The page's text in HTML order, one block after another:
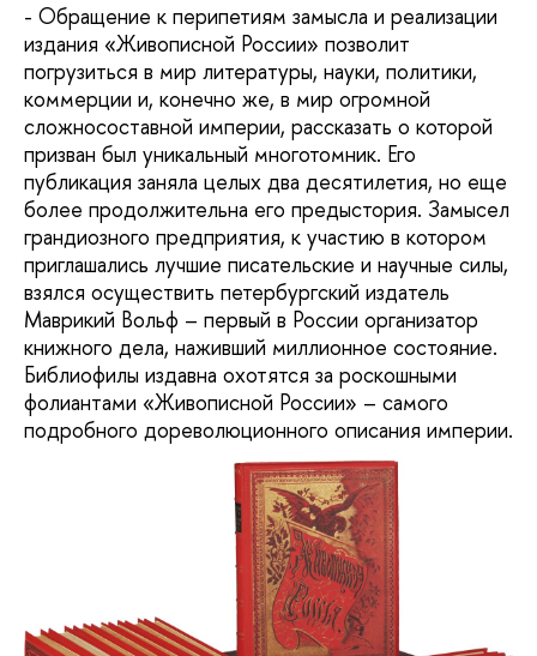
- Обращение к перипетиям замысла и реализации
издания «Живописной России» позволит
погрузиться в мир литературы, науки, политики,
коммерции и, конечно же, в мир огромной
сложносоставной империи, рассказать о которой
призван был уникальный многотомник. Его
публикация заняла целых два десятилетия, но еще
более продолжительна его предыстория. Замысел
грандиозного предприятия, к участию в котором
приглашались лучшие писательские и научные силы,
взялся осуществить петербургский издатель
Маврикий Вольф – первый в России организатор
книжного дела, наживший миллионное состояние.
Библиофилы издавна охотятся за роскошными
фолиантами «Живописной России» – самого
подробного дореволюционного описания империи.